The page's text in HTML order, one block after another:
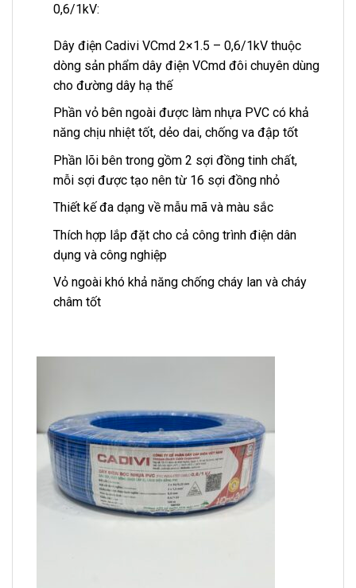
0,6/1kV:
Dây điện Cadivi VCmd 2×1.5 – 0,6/1kV thuộc
dòng sản phẩm dây điện VCmd đôi chuyên dùng
cho đường dây hạ thế
Phần vỏ bên ngoài được làm nhựa PVC có khả
năng chịu nhiệt tốt, dẻo dai, chống va đập tốt
Phần lõi bên trong gồm 2 sợi đồng tinh chất,
mỗi sợi được tạo nên từ 16 sợi đồng nhỏ
Thiết kế đa dạng về mẫu mã và màu sắc
Thích hợp lắp đặt cho cả công trình điện dân
dụng và công nghiệp
Vỏ ngoài khó khả năng chống cháy lan và cháy
châm tốt